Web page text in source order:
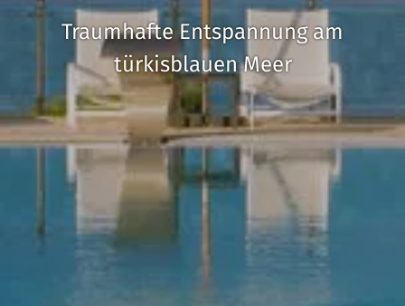
Traumhafte Entspannung am
türkisblauen Meer